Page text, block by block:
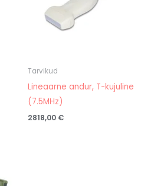
Tarvikud
Lineaarne andur, T-kujuline
(7.5MHz)
2818,00 €